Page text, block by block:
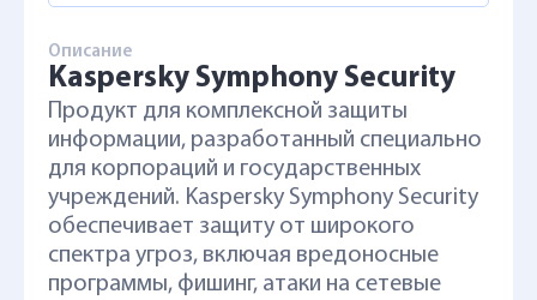
Описание
Kaspersky Symphony Security
Продукт для комплексной защиты
информации, разработанный специально
для корпораций и государственных
учреждений. Kaspersky Symphony Security
обеспечивает защиту от широкого
спектра угроз, включая вредоносные
программы, фишинг, атаки на сетевые